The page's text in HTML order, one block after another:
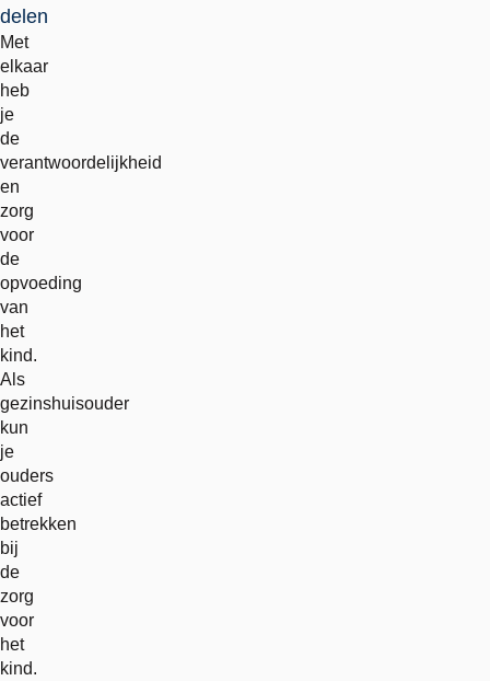
delen
Met
elkaar
heb
je
de
verantwoordelijkheid
en
zorg
voor
de
opvoeding
van
het
kind.
Als
gezinshuisouder
kun
je
ouders
actief
betrekken
bij
de
zorg
voor
het
kind.